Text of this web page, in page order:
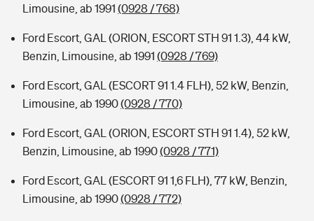
Limousine, ab 1991 (0928 / 768)
Ford Escort, GAL (ORION, ESCORT STH 91 1.3), 44 kW,
Benzin, Limousine, ab 1991 (0928 / 769)
Ford Escort, GAL (ESCORT 91 1.4 FLH), 52 kW, Benzin,
Limousine, ab 1990(0928 / 770)
Ford Escort, GAL (ORION, ESCORT STH 91 1.4), 52 kW,
Benzin, Limousine, ab 1990(0928 / 771)
Ford Escort, GAL (ESCORT 91 1,6 FLH), 77 kW, Benzin,
Limousine, ab 1990(0928 / 772)